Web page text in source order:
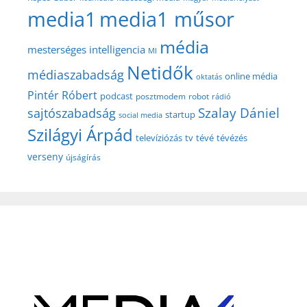
media1 media1 műsor
mesterséges intelligencia MI média
médiaszabadság Netidők oktatás online média
Pintér Róbert podcast posztmodem robot rádió
sajtószabadság social media startup Szalay Dániel
Szilágyi Árpád televíziózás tv tévé tévézés
verseny újságírás